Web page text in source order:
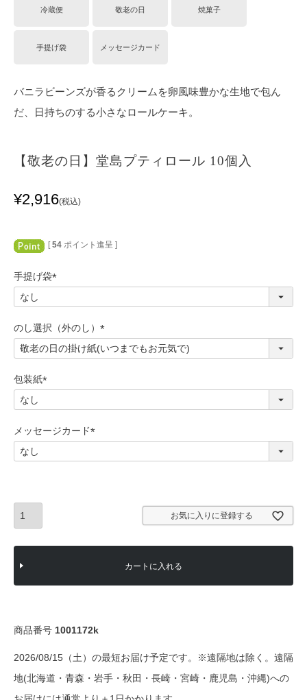
冷蔵便 敬老の日 焼菓子
手提げ袋 メッセージカード
バニラビーンズが香るクリームを卵風味豊かな生地で包ん
だ、日持ちのする小さなロールケーキ。
【敬老の日】堂島プティロール 10個入
¥2,916 税込
[ 54 ポイント進呈 ]
手提げ袋
必
のし選択（外のし）
(
必
包装紙
必
メッセージカード
必
お気に入りに登録する
カートに入れる
商品番号 1001172k
2026/08/15（土）の最短お届け予定です。※遠隔地は除く。遠隔
地(北海道・青森・岩手・秋田・長崎・宮崎・鹿児島・沖縄)への